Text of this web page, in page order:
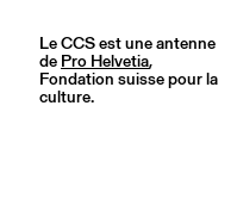
Le CCS est une antenne
de Pro Helvetia,
Fondation suisse pour la
culture.